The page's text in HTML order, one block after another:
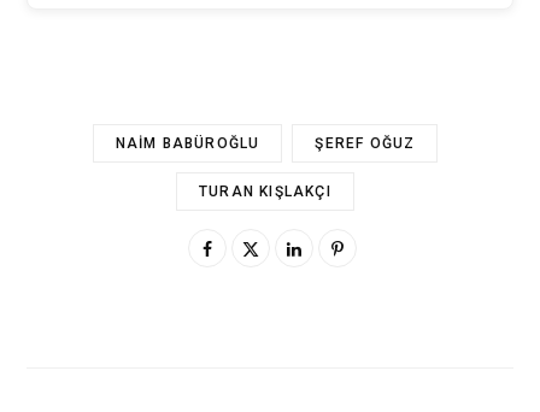
NAIM BABÜROĞLU ŞEREF OĞUZ
TURAN KIŞLAKÇI